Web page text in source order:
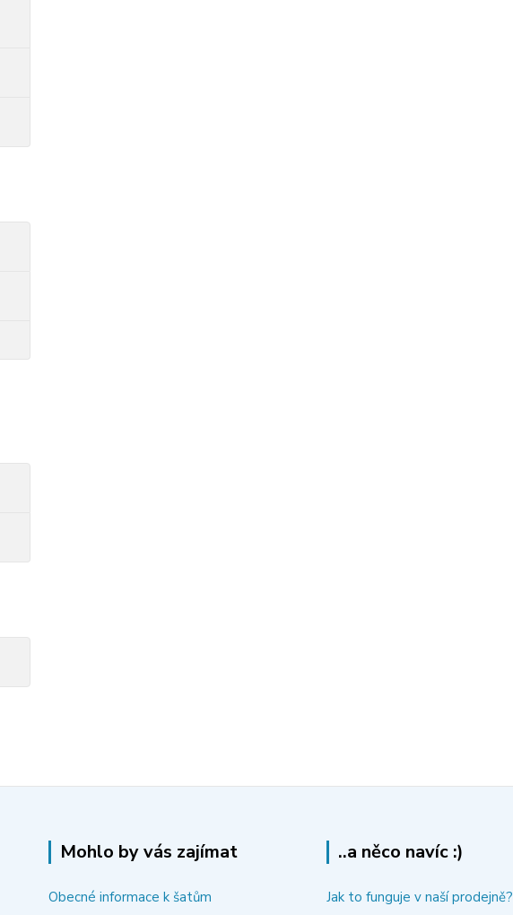
Mohlo by vás zajímat
Obecné informace k šatům
..a něco navíc :)
Jak to funguje v naší prodejně?